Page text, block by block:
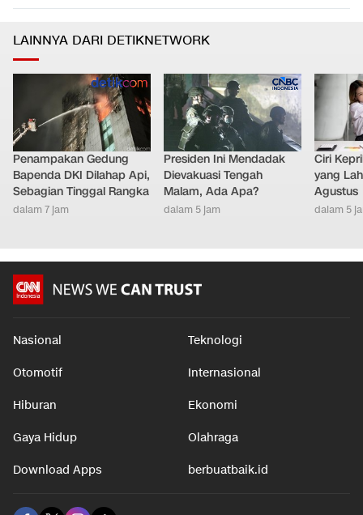
LAINNYA DARI DETIKNETWORK
Penampakan Gedung
Bapenda DKI Dilahap Api,
Sebagian Tinggal Rangka
dalam 7 jam
Presiden Ini Mendadak
Dievakuasi Tengah
Malam, Ada Apa?
dalam 5 jam
Ciri
yang
Agustus
dalam 5
Nasional Teknologi
Otomotif Internasional
Hiburan Ekonomi
Gaya Hidup Olahraga
Download Apps berbuatbaik.id